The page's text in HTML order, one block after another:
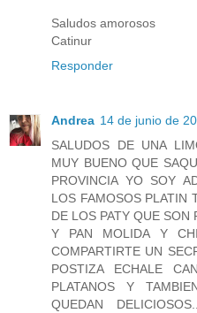
Saludos amorosos
Catinur
Responder
Andrea 14 de junio de
SALUDOS DE UNA
MUY BUENO QUE
PROVINCIA YO SOY
LOS FAMOSOS PLATIN
DE LOS PATY QUE
Y PAN MOLIDA Y
COMPARTIRTE UN
POSTIZA ECHALE
PLATANOS Y
QUEDAN